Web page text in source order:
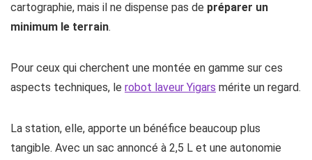
cartographie, mais il ne dispense pas de préparer un
minimum le terrain.
Pour ceux qui cherchent une montée en gamme sur ces
aspects techniques, le robot laveur Yigars mérite un regard.
La station, elle, apporte un bénéfice beaucoup plus
tangible. Avec un sac annoncé à 2,5 L et une autonomie